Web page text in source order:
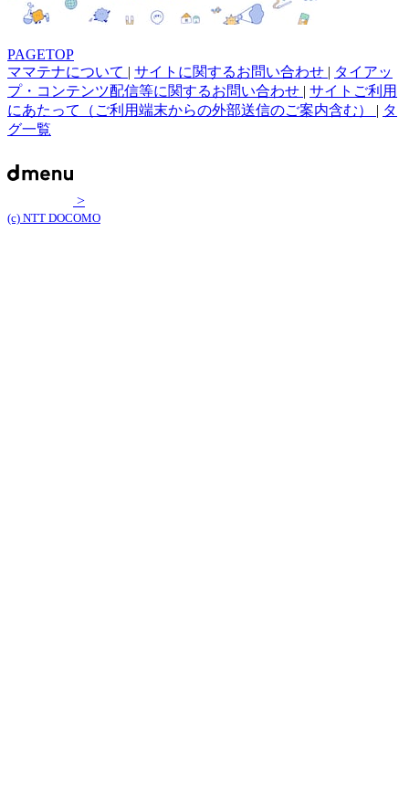
PAGETOP
ママテナについて | サイトに関するお問い合わせ | タイアッ
プ・コンテンツ配信等に関するお問い合わせ | サイトご利用
にあたって（ご利用端末からの外部送信のご案内含む） | タ
グ一覧
>
(c) NTT DOCOMO